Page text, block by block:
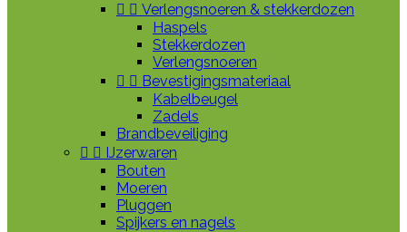
  Verlengsnoeren & stekkerdozen
Haspels
Stekkerdozen
Verlengsnoeren
  Bevestigingsmateriaal
Kabelbeugel
Zadels
Brandbeveiliging
  IJzerwaren
Bouten
Moeren
Pluggen
Spijkers en nagels